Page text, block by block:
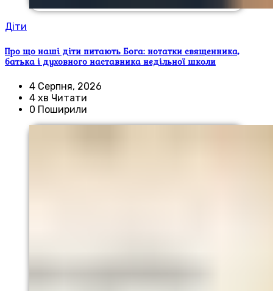
Діти
Про що наші діти питають Бога: нотатки священника,
батька і духовного наставника недільної школи
4 Серпня, 2026
4 хв Читати
0 Поширили